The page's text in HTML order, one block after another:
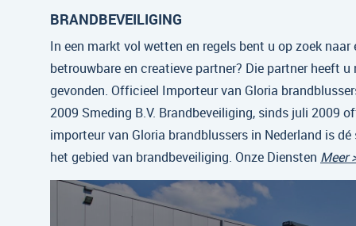
BRANDBEVEILIGING
In een markt vol wetten en regels bent u op zoek naar
betrouwbare en creatieve partner? Die partner heeft u
gevonden. Officieel Importeur van Gloria
2009 Smeding B.V. Brandbeveiliging, sinds juli 2009
importeur van Gloria brandblussers in Nederland is
het gebied van brandbeveiliging. Onze Diensten Meer